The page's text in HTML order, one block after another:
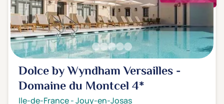
Dolce by Wyndham Versailles -
Domaine du Montcel4*
Ile-de-France-Jouy-en-Josas